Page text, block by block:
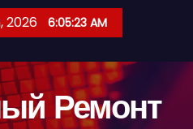
2026 6:05:24 AM
Ремонт